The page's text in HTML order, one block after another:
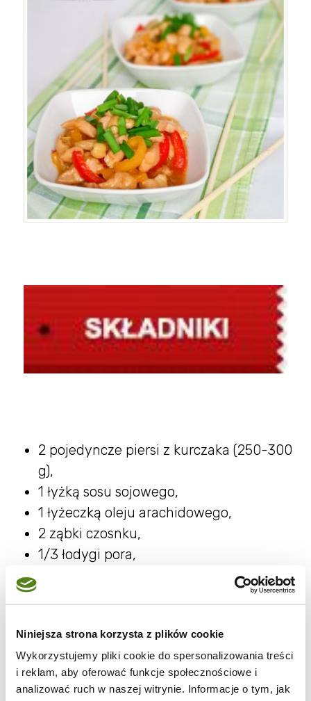
Niniejsza strona korzysta z plików cookie
Wykorzystujemy pliki cookie do spersonalizowania treści
i reklam, aby oferować funkcje społecznościowe i
analizować ruch w naszej witrynie. Informacje o tym, jak
2 pojedyncze piersi z kurczaka (250-300
g),
1 łyżką sosu sojowego,
1 łyżeczką oleju arachidowego,
2 ząbki czosnku,
1/3 łodygi pora,
(niesolonych),
Sos: